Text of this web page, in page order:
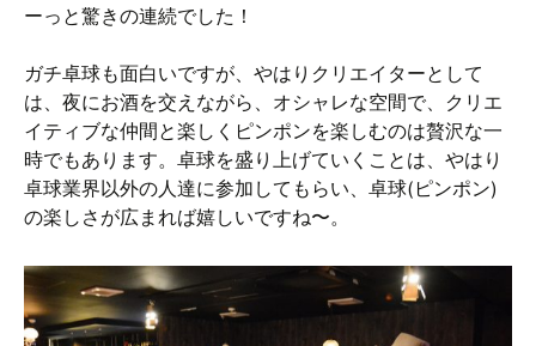
ーっと驚きの連続でした！
ガチ卓球も面白いですが、やはりクリエイターとして
は、夜にお酒を交えながら、オシャレな空間で、クリエ
イティブな仲間と楽しくピンポンを楽しむのは贅沢な一
時でもあります。卓球を盛り上げていくことは、やはり
卓球業界以外の人達に参加してもらい、卓球(ピンポン)
の楽しさが広まれば嬉しいですね〜。